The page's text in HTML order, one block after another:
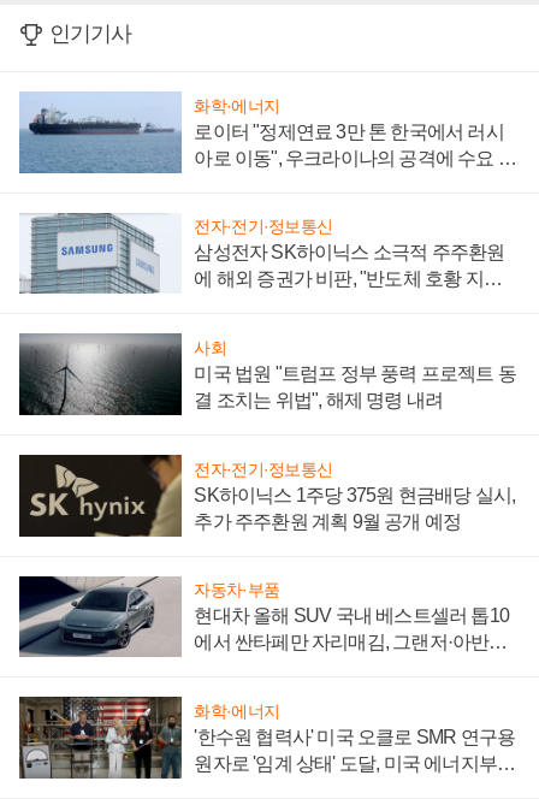
인기기사
화학·에너지
로이터 "정제연료 3만 톤 한국에서 러시
아로 이동", 우크라이나의 공격에 수요 늘
전자·전기·정보통신
삼성전자 SK하이닉스 소극적 주주환원
에 해외 증권가 비판, "반도체 호황 지속
사회
미국 법원 "트럼프 정부 풍력 프로젝트 동
결 조치는 위법", 해제 명령 내려
전자·전기·정보통신
SK하이닉스 1주당 375원 현금배당 실시,
추가 주주환원 계획 9월 공개 예정
자동차·부품
현대차 올해 SUV 국내 베스트셀러 톱10
에서 싼타페만 자리매김, 그랜저·아반떼
화학·에너지
'한수원 협력사' 미국 오클로 SMR 연구용
원자로 '임계 상태' 도달, 미국 에너지부